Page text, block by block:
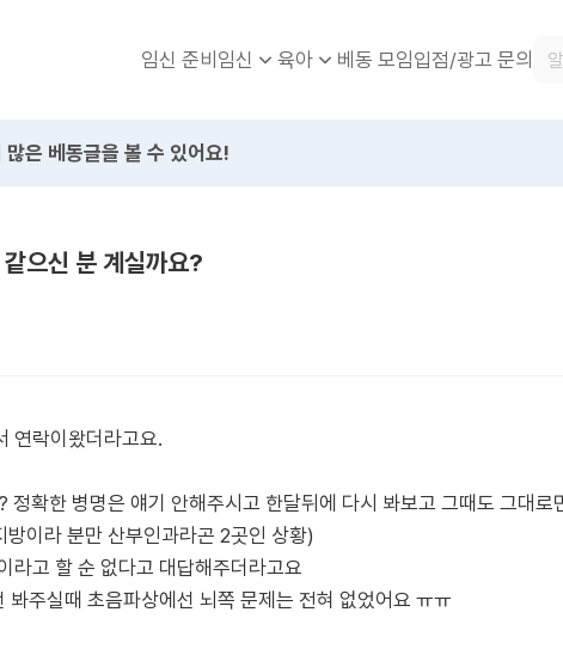
임신 준비임신 육아 베동 모임입점/광고 문의
많은 베동글을 볼 수 있어요!
으신 분 계실까요?
연락이왔더라고요.
정확한 병명은 얘기 안해주시고 한달뒤에 다시 봐보고 그때도 그대
이라 분만 산부인과라곤 2곳인 상황)
라고 할 순 없다고 대답해주더라고요
봐주실때 초음파상에선 뇌쪽 문제는 전혀 없었어요 ㅠㅠ